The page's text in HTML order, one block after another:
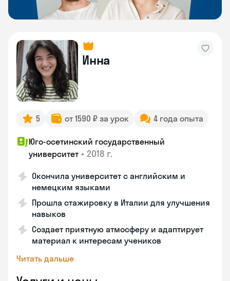
Инна
5 от 1590 ₽ за урок 4 года опыта
Юго-осетинский государственный
университет • 2018 г.
Окончила университет с английским и
немецким языками
Прошла стажировку в Италии для улучшения
навыков
Создает приятную атмосферу и адаптирует
материал к интересам учеников
Читать дальше